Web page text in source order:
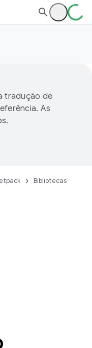
tradução de
As
Bibliotecas